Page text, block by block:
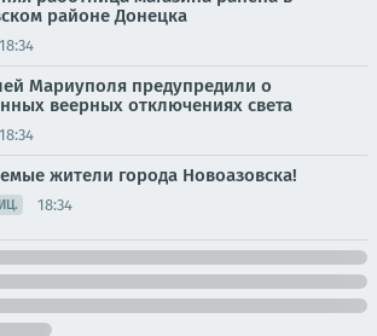
районе Донецка
18:34
Мариуполя предупредили о
веерных отключениях света
18:34
жители города Новоазовска!
18:34